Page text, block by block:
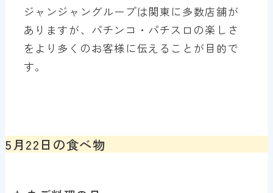
ジャンジャングループは関東に多数店舗が
ありますが、パチンコ・パチスロの楽しさ
をより多くのお客様に伝えることが目的で
す。
5月22日の食べ物